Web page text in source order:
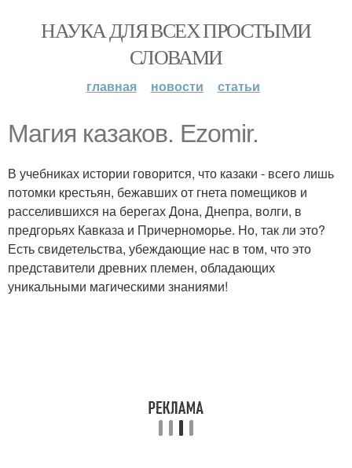
НАУКА ДЛЯ ВСЕХ ПРОСТЫМИ
СЛОВАМИ
главная новости статьи
Магия казаков. Ezomir.
В учебниках истории говорится, что казаки - всего лишь
потомки крестьян, бежавших от гнета помещиков и
расселившихся на берегах Дона, Днепра, волги, в
предгорьях Кавказа и Причерноморье. Но, так ли это?
Есть свидетельства, убеждающие нас в том, что это
представители древних племен, обладающих
уникальными магическими знаниями!